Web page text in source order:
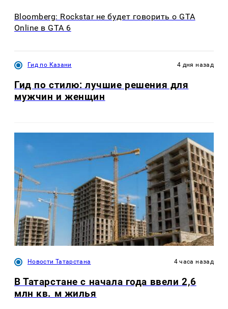
Bloomberg: Rockstar не будет говорить о GTA
Online в GTA 6
Гид по Казани 4 дня назад
Гид по стилю: лучшие решения для
мужчин и женщин
Новости Татарстана 4 часа назад
В Татарстане с начала года ввели 2,6
млн кв. м жилья